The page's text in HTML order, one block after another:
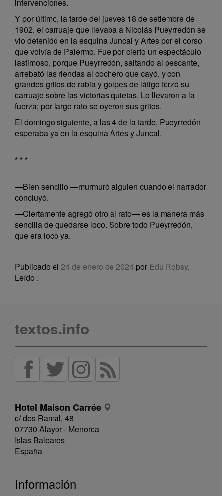
intervenciones.
Y por último, la tarde del jueves 18 de setiembre de
1902, el carruaje que llevaba a Nicolás Pueyrredón se
vio detenido en la esquina Juncal y Artes por el corso
que volvía de Palermo. Fue por cierto un espectáculo
lastimoso, porque Pueyrredón, saltando al pescante,
arrebató las riendas al cochero que cayó, y con
grandes gritos de rabia y golpes de látigo forzó su
carruaje sobre las victorias quietas. Lo llevaron a la
fuerza; por largo rato se oyeron sus gritos.
El domingo siguiente, a las 4 de la tarde, Pueyrredón
esperaba ya en la esquina Artes y Juncal.
* * *
—Bien sencillo —murmuró alguien cuando el narrador
concluyó.
—Ciertamente agregó otro al rato— es la manera más
sencilla de quedarse loco. Sobre todo Pueyrredón,
que era loco ya.
Publicado el 24 de enero de 2024 por Edu Robsy.
Leído .
textos.info
Hotel Maison Carrée
c/ des Ramal, 48
07730 Alayor - Menorca
Islas Baleares
España
Información